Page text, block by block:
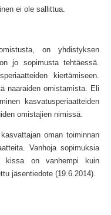
ei ole sallittua.
on yhdistyksen
jo sopimusta tehtäessä.
kiertämiseen.
naaraiden omistamista. Eli
kasvatusperiaatteiden
omistajien nimissä.
oman toiminnan
Vanhoja sopimuksia
kissa on vanhempi kuin
jäsentiedote (19.6.2014).